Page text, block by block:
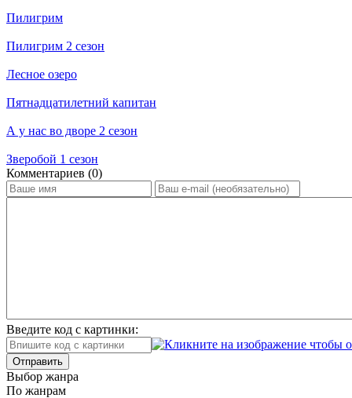
Пилигрим
Пилигрим 2 сезон
Лесное озеро
Пятнадцатилетний капитан
А у нас во дворе 2 сезон
Зверобой 1 сезон
Ком­мен­та­ри­ев (0)
Введите код с картинки:
Отправить
Вы­бор жан­ра
По жан­рам